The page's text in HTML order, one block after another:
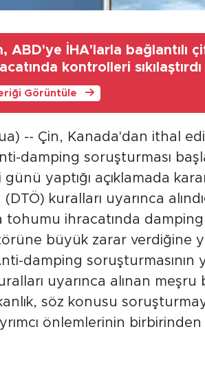
ABD'ye İHA'larla bağlantılı
kontrolleri sıkılaştırdı
Görüntüle
-- Çin, Kanada'dan ithal
damping soruşturması
günü yaptığı açıklamada
kuralları uyarınca
tohumu ihracatında damping
büyük zarar verdiğine
damping soruşturmasının
uyarınca alınan
söz konusu
önlemlerinin